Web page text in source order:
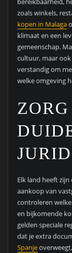
zoals winkels,
kopen in Malaga
klimaat en een
gemeenschap.
cultuur, maar
verstandig om
welke omgeving
Elk land heeft
aankoop van
controleren
en bijkomende
gelden speciale
dat je extra
Spanje